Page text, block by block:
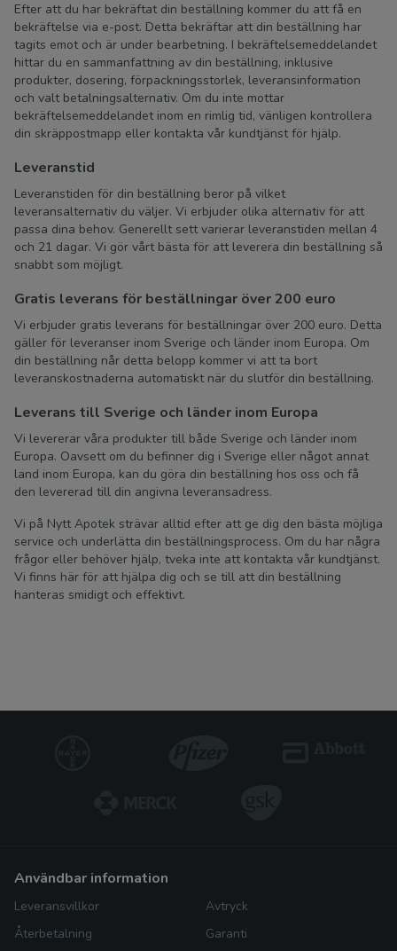
Efter att du har bekräftat din beställning kommer du att få en
bekräftelse via e-post. Detta bekräftar att din beställning har
tagits emot och är under bearbetning. I bekräftelsemeddelandet
hittar du en sammanfattning av din beställning, inklusive
produkter, dosering, förpackningsstorlek, leveransinformation
och valt betalningsalternativ. Om du inte mottar
bekräftelsemeddelandet inom en rimlig tid, vänligen kontrollera
din skräppostmapp eller kontakta vår kundtjänst för hjälp.
Leveranstid
Leveranstiden för din beställning beror på vilket
leveransalternativ du väljer. Vi erbjuder olika alternativ för att
passa dina behov. Generellt sett varierar leveranstiden mellan 4
och 21 dagar. Vi gör vårt bästa för att leverera din beställning så
snabbt som möjligt.
Gratis leverans för beställningar över 200 euro
Vi erbjuder gratis leverans för beställningar över 200 euro. Detta
gäller för leveranser inom Sverige och länder inom Europa. Om
din beställning når detta belopp kommer vi att ta bort
leveranskostnaderna automatiskt när du slutför din beställning.
Leverans till Sverige och länder inom Europa
Vi levererar våra produkter till både Sverige och länder inom
Europa. Oavsett om du befinner dig i Sverige eller något annat
land inom Europa, kan du göra din beställning hos oss och få
den levererad till din angivna leveransadress.
Vi på Nytt Apotek strävar alltid efter att ge dig den bästa möjliga
service och underlätta din beställningsprocess. Om du har några
frågor eller behöver hjälp, tveka inte att kontakta vår kundtjänst.
Vi finns här för att hjälpa dig och se till att din beställning
hanteras smidigt och effektivt.
användbar information
Leveransvillkor
Återbetalning
Avtryck
Garanti